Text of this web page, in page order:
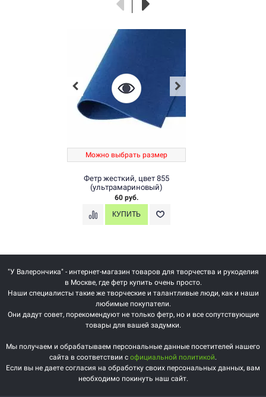
Можно выбрать размер
Фетр жесткий, цвет 855
(ультрамариновый)
60 руб.
"У Валерончика" - интернет-магазин товаров для творчества и рукоделия
в Москве, где фетр купить очень просто.
Наши специалисты такие же творческие и талантливые люди, как и наши
любимые покупатели.
Они дадут совет, порекомендуют не только фетр, но и все сопутствующие
товары для вашей задумки.
Мы получаем и обрабатываем персональные данные посетителей нашего
сайта в соответствии с официальной политикой.
Если вы не даете согласия на обработку своих персональных данных, вам
необходимо покинуть наш сайт.